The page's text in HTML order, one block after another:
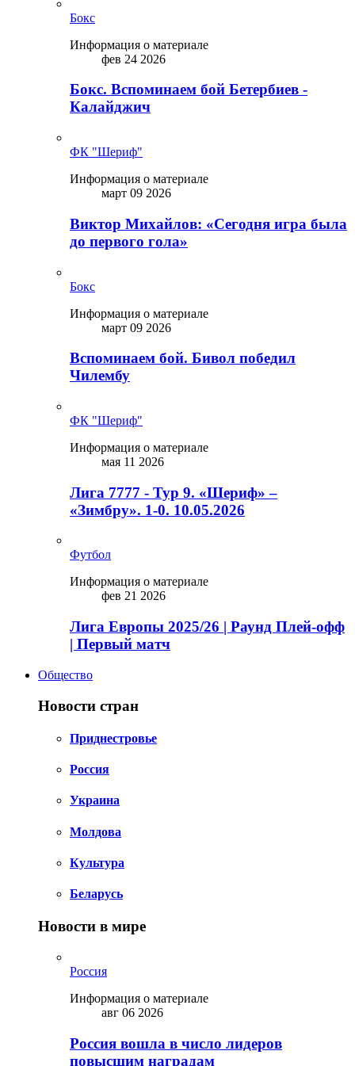
Бокс
Информация о материале
фев 24 2026
Бокс. Вспоминаем бой Бетербиев -
Калайджич
ФК "Шериф"
Информация о материале
март 09 2026
Виктор Михайлов: «Сегодня игра была
до первого гола»
Бокс
Информация о материале
март 09 2026
Вспоминаем бой. Бивол победил
Чилембу
ФК "Шериф"
Информация о материале
мая 11 2026
Лига 7777 - Тур 9. «Шериф» –
«Зимбру». 1-0. 10.05.2026
Футбол
Информация о материале
фев 21 2026
Лига Европы 2025/26 | Раунд Плей-офф
| Первый матч
Общество
Новости стран
Приднестровье
Россия
Украина
Молдова
Культура
Беларусь
Новости в мире
Россия
Информация о материале
авг 06 2026
Россия вошла в число лидеров
повысшим наградам